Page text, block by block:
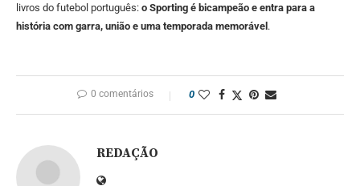
livros do futebol português: o Sporting é bicampeão e entra para a
história com garra, união e uma temporada memorável.
0 comentários 0
REDAÇÃO